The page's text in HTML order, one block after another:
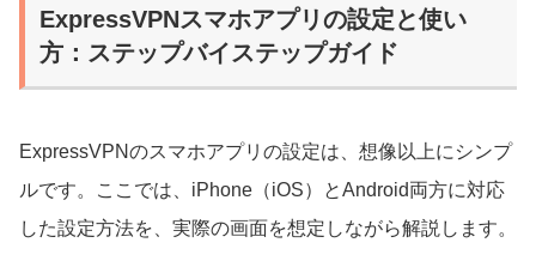
ExpressVPNスマホアプリの設定と使い
方：ステップバイステップガイド
ExpressVPNのスマホアプリの設定は、想像以上にシンプ
ルです。ここでは、iPhone（iOS）とAndroid両方に対応
した設定方法を、実際の画面を想定しながら解説します。